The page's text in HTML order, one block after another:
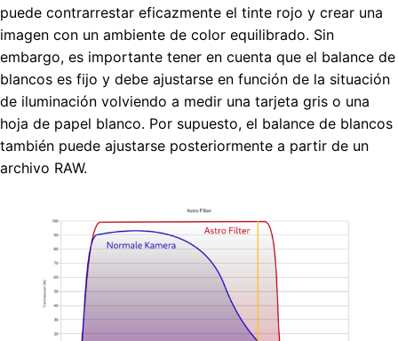
puede contrarrestar eficazmente el tinte rojo y crear una
imagen con un ambiente de color equilibrado. Sin
embargo, es importante tener en cuenta que el balance de
blancos es fijo y debe ajustarse en función de la situación
de iluminación volviendo a medir una tarjeta gris o una
hoja de papel blanco. Por supuesto, el balance de blancos
también puede ajustarse posteriormente a partir de un
archivo RAW.